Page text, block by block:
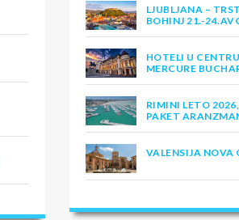
LJUBLJANA –
BOHINJ 21.-
HOTELI U
MERCURE
RIMINI LETO
PAKET
VALENSIJA NOVA